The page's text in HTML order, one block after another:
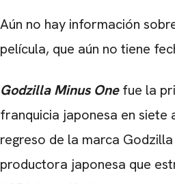
Aún no hay información
película, que aún no tiene
Godzilla Minus One fue la
franquicia japonesa en siete
regreso de la marca
productora japonesa que